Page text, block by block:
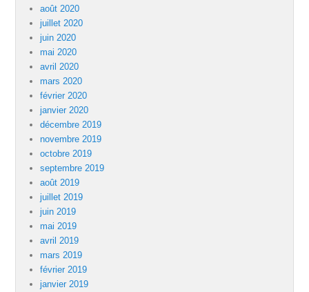
août 2020
juillet 2020
juin 2020
mai 2020
avril 2020
mars 2020
février 2020
janvier 2020
décembre 2019
novembre 2019
octobre 2019
septembre 2019
août 2019
juillet 2019
juin 2019
mai 2019
avril 2019
mars 2019
février 2019
janvier 2019